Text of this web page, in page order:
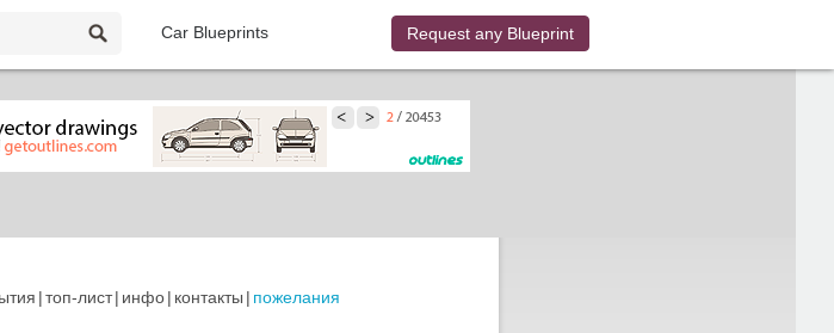
Car Blueprints Request any Blueprint
|топ-лист| инфо| контакты | пожелания